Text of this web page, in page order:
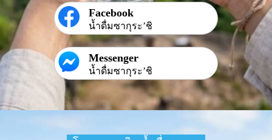
Facebook
น้ำดื่มซากุระ’ชิ
Messenger
น้ำดื่มซากุระ’ชิ